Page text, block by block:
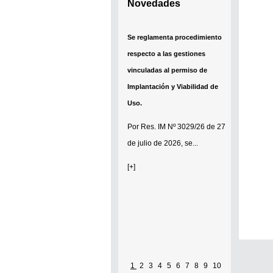
Novedades
Se reglamenta procedimiento
respecto a las gestiones
vinculadas al permiso de
Implantación y Viabilidad de
Uso.
Por Res. IM Nº 3029/26 de 27
de julio de 2026, se...
[+]
1 2 3 4 5 6 7 8 9 10